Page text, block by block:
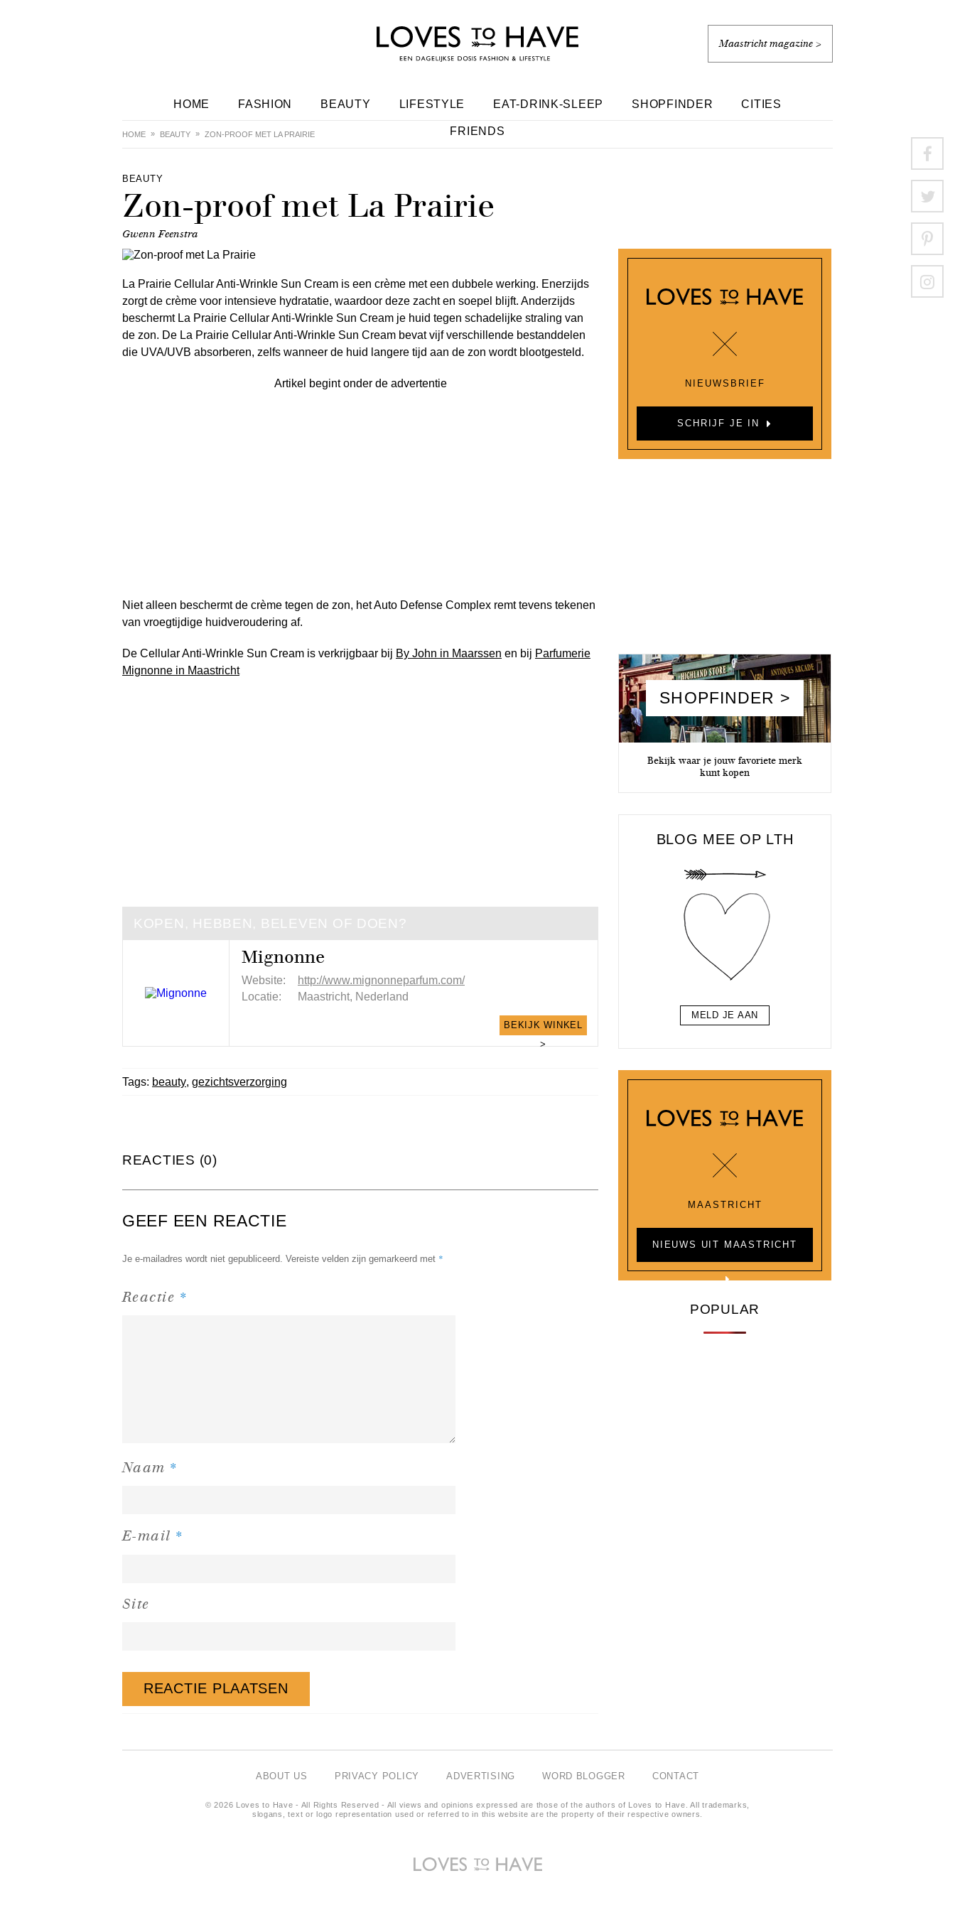
Maastricht magazine >
HOME FASHION BEAUTY LIFESTYLE EAT-DRINK-SLEEP SHOPFINDER CITIES
FRIENDS
HOME BEAUTY ZON-PROOF MET LA PRAIRIE
BEAUTY
Zon-proof met La Prairie
Gwenn Feenstra
La Prairie Cellular Anti-Wrinkle Sun Cream is een crème met een dubbele werking. Enerzijds
zorgt de crème voor intensieve hydratatie, waardoor deze zacht en soepel blijft. Anderzijds
beschermt La Prairie Cellular Anti-Wrinkle Sun Cream je huid tegen schadelijke straling van
de zon. De La Prairie Cellular Anti-Wrinkle Sun Cream bevat vijf verschillende bestanddelen
die UVA/UVB absorberen, zelfs wanneer de huid langere tijd aan de zon wordt blootgesteld.
Artikel begint onder de advertentie
Niet alleen beschermt de crème tegen de zon, het Auto Defense Complex remt tevens tekenen
van vroegtijdige huidveroudering af.
De Cellular Anti-Wrinkle Sun Cream is verkrijgbaar bij By John in Maarssen en bij Parfumerie
Mignonne in Maastricht
KOPEN, HEBBEN, BELEVEN OF DOEN?
Mignonne
Website:
http://www.mignonneparfum.com/
Locatie:
Maastricht, Nederland
BEKIJK WINKEL
>
Tags: beauty, gezichtsverzorging
REACTIES (0)
GEEF EEN REACTIE
Je e-mailadres wordt niet gepubliceerd. Vereiste velden zijn gemarkeerd met *
Reactie *
Naam *
E-mail *
Site
NIEUWSBRIEF
SCHRIJF JE IN
SHOPFINDER >
Bekijk waar je jouw favoriete merk
kunt kopen
BLOG MEE OP LTH
MELD JE AAN
MAASTRICHT
NIEUWS UIT MAASTRICHT
POPULAR
ABOUT US PRIVACY POLICY ADVERTISING WORD BLOGGER CONTACT
© 2026 Loves to Have - All Rights Reserved - All views and opinions expressed are those of the authors of Loves to Have. All trademarks,
slogans, text or logo representation used or referred to in this website are the property of their respective owners.